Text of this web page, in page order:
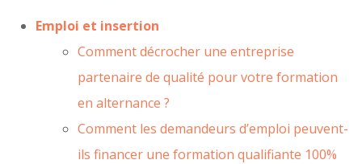
Emploi et insertion
Comment décrocher une entreprise
partenaire de qualité pour votre formation
en alternance ?
Comment les demandeurs d’emploi peuvent-
ils financer une formation qualifiante 100%